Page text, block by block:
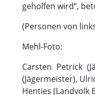
geholfen wird“,
(Personen von
Mehl-Foto:
Carsten Petrick
(Jägermeister),
Henties (Landvolk